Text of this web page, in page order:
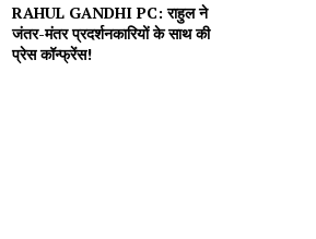
RAHUL GANDHI PC: राहुल ने
जंतर-मंतर प्रदर्शनकारियों के साथ की
प्रेस कॉन्फ्रेंस!